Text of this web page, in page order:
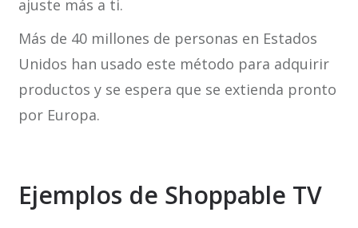
ajuste más a ti.
Más de 40 millones de personas en Estados
Unidos han usado este método para adquirir
productos y se espera que se extienda pronto
por Europa.
Ejemplos de Shoppable TV